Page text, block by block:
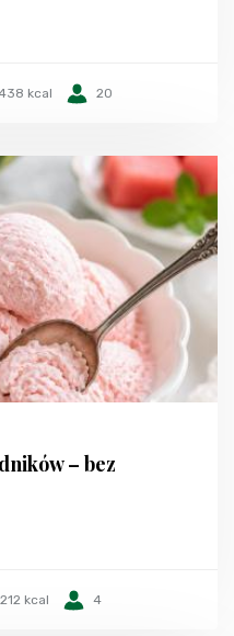
kcal 20
– bez
212 kcal 4